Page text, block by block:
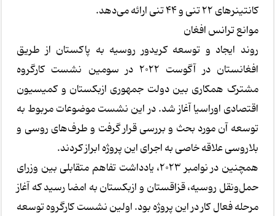
کانتینرهای ۲۲ تنی و ۴۴ تنی ارائه می‌دهد.
موانع ترانس افغان
روند ایجاد و توسعه کریدور روسیه به پاکستان از طریق
افغانستان در آگوست ۲۰۲۲ در سومین نشست کارگروه
مشترک همکاری بین دولت جمهوری ازبکستان و کمیسیون
اقتصادی اوراسیا آغاز شد. در این نشست موضوعات مربوط به
توسعه آن مورد بحث و بررسی قرار گرفت و طرف‌های روسی و
بلاروسی علاقه خاصی به اجرای این پروژه ابراز کردند.
همچنین در نوامبر ۲۰۲۳، یادداشت تفاهم متقابلی بین وزرای
حمل‌ونقل روسیه، قزاقستان و ازبکستان به امضا رسید که آغاز
مرحله فعال کار در این پروژه بود. اولین نشست کارگروه توسعه